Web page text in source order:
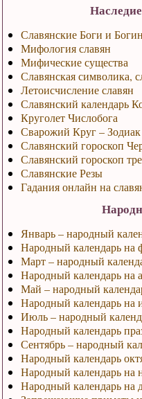
Славянские Боги и
Мифология славян
Мифические существа
Славянская символика,
Летоисчисление славян
Славянский календарь
Круголет Числобога
Сварожий Круг – Зодиак
Славянский гороскоп
Славянский гороскоп
Славянские Резы
Гадания онлайн на
Январь – народный
Народный календарь на
Март – народный
Народный календарь на
Май – народный
Народный календарь на
Июль – народный
Народный календарь
Сентябрь – народный
Народный календарь
Народный календарь на
Народный календарь на